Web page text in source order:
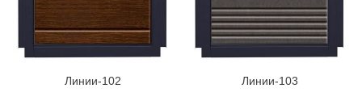
Линии-102 Линии-103